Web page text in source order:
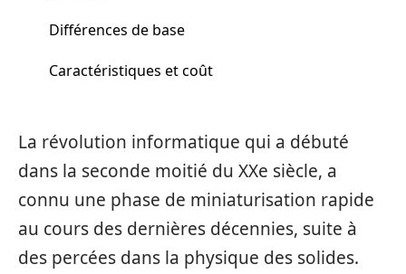
Différences de base
Caractéristiques et coût
La révolution informatique qui a débuté
dans la seconde moitié du XXe siècle, a
connu une phase de miniaturisation rapide
au cours des dernières décennies, suite à
des percées dans la physique des solides.